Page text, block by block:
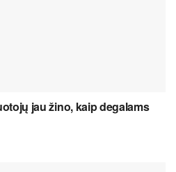
jau žino, kaip degalams